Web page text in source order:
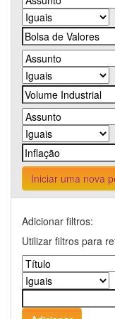
Iniciar uma nova
Adicionar filtros:
Utilizar filtros para